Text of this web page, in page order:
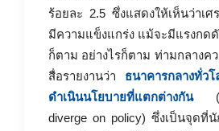
ร้อยละ 2.5 ซึ่งแสดงให้เห็นว่าเศ
มีความแข็งแกร่ง แม้จะมีแรงกด
ก็ตาม อย่างไรก็ตาม ท่ามกลางค
สื่อรายงานว่า ธนาคารกลางทั่ว
ดำเนินนโยบายที่แตกต่างกัน
diverge on policy) ซึ่งเป็นจุดที่